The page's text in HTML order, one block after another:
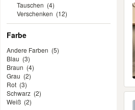
Tauschen (4)
Verschenken (12)
Farbe
Andere Farben (5)
Blau (3)
Braun (4)
Grau (2)
Rot (3)
Schwarz (2)
Weiß (2)